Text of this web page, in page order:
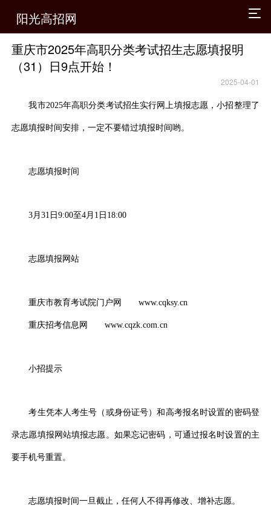
阳光高招网
重庆市2025年高职分类考试招生志愿填报明
（31）日9点开始！
2025-04-01
我市2025年高职分类考试招生实行网上填报志愿，小招整理了
志愿填报时间安排，一定不要错过填报时间哟。
志愿填报时间
3月31日9:00至4月1日18:00
志愿填报网站
重庆市教育考试院门户网 www.cqksy.cn
重庆招考信息网 www.cqzk.com.cn
小招提示
考生凭本人考生号（或身份证号）和高考报名时设置的密码登
录志愿填报网站填报志愿。如果忘记密码，可通过报名时设置的主
要手机号重置。
志愿填报时间一旦截止，任何人不得再修改、增补志愿。